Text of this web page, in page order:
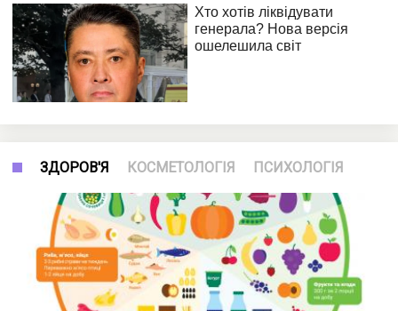
ЗДОРОВ'Я КОСМЕТОЛОГІЯ ПСИХОЛОГІЯ